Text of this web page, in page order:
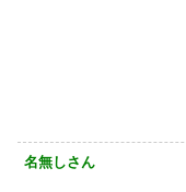
名無しさん